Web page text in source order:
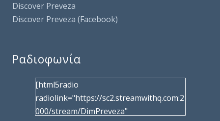
Discover Preveza
Discover Preveza (Facebook)
Ραδιοφωνία
[html5radio
radiolink="https://sc2.streamwithq.com:2
000/stream/DimPreveza"